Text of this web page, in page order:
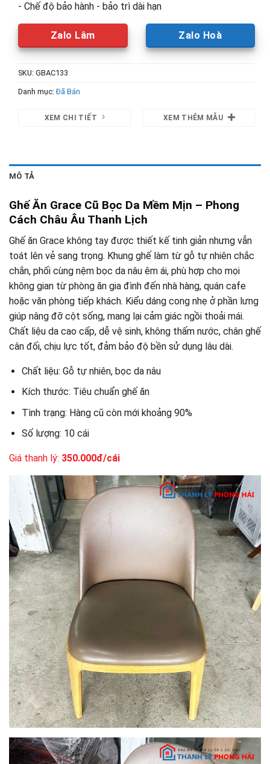
- Chế độ bảo hành - bảo trì dài hạn
Zalo Lâm Zalo Hoà
SKU: GBAC133
Danh mục:Đã Bán
XEM CHI TIẾT XEM THÊM MẪU
MÔ TẢ
Ghế Ăn Grace Cũ Bọc Da Mềm Mịn – Phong
Cách Châu Âu Thanh Lịch
Ghế ăn Grace không tay được thiết kế tinh giản nhưng vẫn
toát lên vẻ sang trọng. Khung ghế làm từ gỗ tự nhiên chắc
chắn, phối cùng nệm bọc da nâu êm ái, phù hợp cho mọi
không gian từ phòng ăn gia đình đến nhà hàng, quán cafe
hoặc văn phòng tiếp khách. Kiểu dáng cong nhẹ ở phần lưng
giúp nâng đỡ cột sống, mang lại cảm giác ngồi thoải mái.
Chất liệu da cao cấp, dễ vệ sinh, không thấm nước, chân ghế
cân đối, chịu lực tốt, đảm bảo độ bền sử dụng lâu dài.
Chất liệu: Gỗ tự nhiên, bọc da nâu
Kích thước: Tiêu chuẩn ghế ăn
Tình trạng: Hàng cũ còn mới khoảng 90%
Số lượng: 10 cái
Giá thanh lý: 350.000đ/cái